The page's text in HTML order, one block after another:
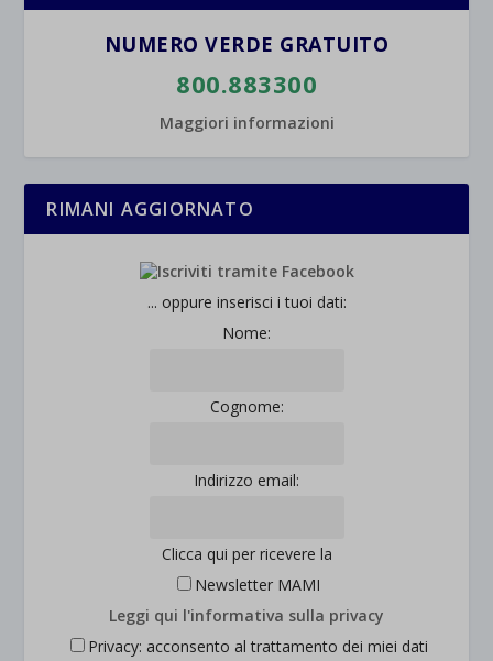
NUMERO VERDE GRATUITO
800.883300
Maggiori informazioni
RIMANI AGGIORNATO
... oppure inserisci i tuoi dati:
Nome:
Cognome:
Indirizzo email:
Clicca qui per ricevere la
Newsletter MAMI
Leggi qui l'informativa sulla privacy
Privacy: acconsento al trattamento dei miei dati